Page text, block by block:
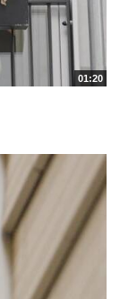
01:20